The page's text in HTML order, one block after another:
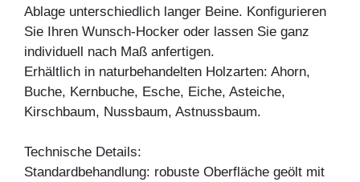
Ablage unterschiedlich langer Beine. Konfigurieren
Sie Ihren Wunsch-Hocker oder lassen Sie ganz
individuell nach Maß anfertigen.
Erhältlich in naturbehandelten Holzarten: Ahorn,
Buche, Kernbuche, Esche, Eiche, Asteiche,
Kirschbaum, Nussbaum, Astnussbaum.
Technische Details:
Standardbehandlung: robuste Oberfläche geölt mit